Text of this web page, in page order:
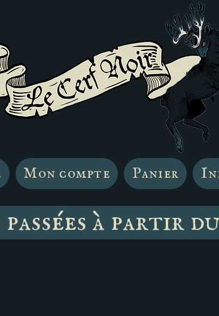
Mon compte Panier
passées à